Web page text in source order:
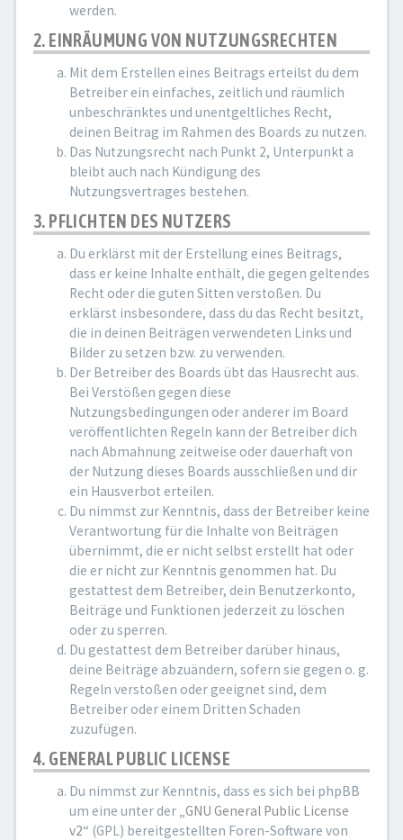
werden.
2. EINRÄUMUNG VON NUTZUNGSRECHTEN
Mit dem Erstellen eines Beitrags erteilst du dem
Betreiber ein einfaches, zeitlich und räumlich
unbeschränktes und unentgeltliches Recht,
deinen Beitrag im Rahmen des Boards zu nutzen.
Das Nutzungsrecht nach Punkt 2, Unterpunkt a
bleibt auch nach Kündigung des
Nutzungsvertrages bestehen.
3. PFLICHTEN DES NUTZERS
Du erklärst mit der Erstellung eines Beitrags,
dass er keine Inhalte enthält, die gegen geltendes
Recht oder die guten Sitten verstoßen. Du
erklärst insbesondere, dass du das Recht besitzt,
die in deinen Beiträgen verwendeten Links und
Bilder zu setzen bzw. zu verwenden.
Der Betreiber des Boards übt das Hausrecht aus.
Bei Verstößen gegen diese
Nutzungsbedingungen oder anderer im Board
veröffentlichten Regeln kann der Betreiber dich
nach Abmahnung zeitweise oder dauerhaft von
der Nutzung dieses Boards ausschließen und dir
ein Hausverbot erteilen.
Du nimmst zur Kenntnis, dass der Betreiber keine
Verantwortung für die Inhalte von Beiträgen
übernimmt, die er nicht selbst erstellt hat oder
die er nicht zur Kenntnis genommen hat. Du
gestattest dem Betreiber, dein Benutzerkonto,
Beiträge und Funktionen jederzeit zu löschen
oder zu sperren.
Du gestattest dem Betreiber darüber hinaus,
deine Beiträge abzuändern, sofern sie gegen o. g.
Regeln verstoßen oder geeignet sind, dem
Betreiber oder einem Dritten Schaden
zuzufügen.
4. GENERAL PUBLIC LICENSE
Du nimmst zur Kenntnis, dass es sich bei phpBB
um eine unter der „GNU General Public License
v2“ (GPL) bereitgestellten Foren-Software von